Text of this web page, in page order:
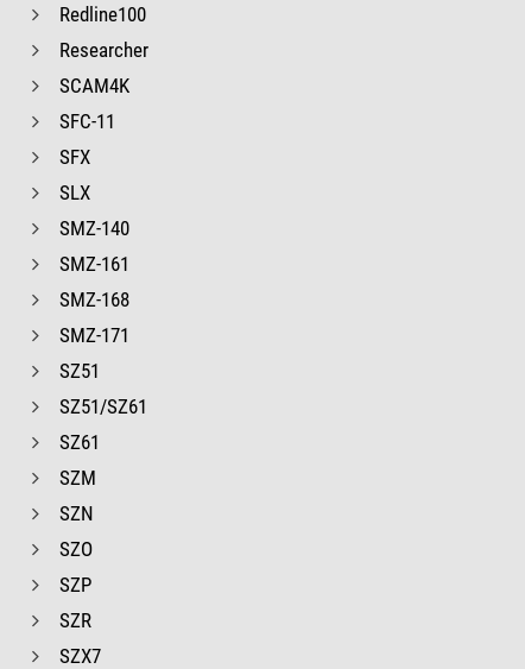
Redline100
Researcher
SCAM4K
SFC-11
SFX
SLX
SMZ-140
SMZ-161
SMZ-168
SMZ-171
SZ51
SZ51/SZ61
SZ61
SZM
SZN
SZO
SZP
SZR
SZX7